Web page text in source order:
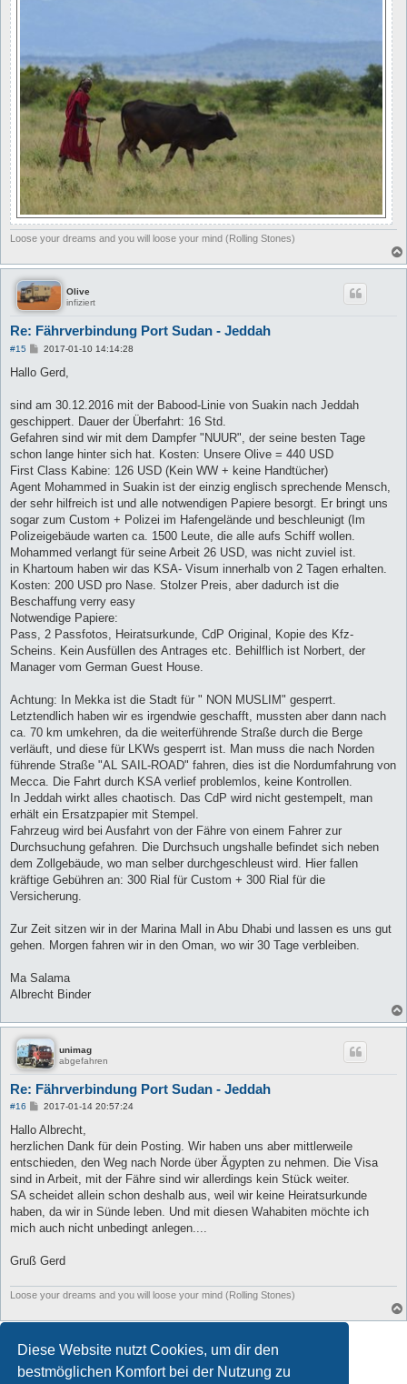
Diese Website nutzt Cookies, um dir den
bestmöglichen Komfort bei der Nutzung zu
Loose your dreams and you will loose your mind (Rolling Stones)
Olive
infiziert
Re: Fährverbindung Port Sudan - Jeddah
#15
B
i
a
2017-01-10 14:14:28
Hallo Gerd,
sind am 30.12.2016 mit der Babood-Linie von Suakin nach Jeddah
geschippert. Dauer der Überfahrt: 16 Std.
Gefahren sind wir mit dem Dampfer "NUUR", der seine besten Tage
schon lange hinter sich hat. Kosten: Unsere Olive = 440 USD
First Class Kabine: 126 USD (Kein WW + keine Handtücher)
Agent Mohammed in Suakin ist der einzig englisch sprechende Mensch,
der sehr hilfreich ist und alle notwendigen Papiere besorgt. Er bringt uns
sogar zum Custom + Polizei im Hafengelände und beschleunigt (Im
Polizeigebäude warten ca. 1500 Leute, die alle aufs Schiff wollen.
Mohammed verlangt für seine Arbeit 26 USD, was nicht zuviel ist.
in Khartoum haben wir das KSA- Visum innerhalb von 2 Tagen erhalten.
Kosten: 200 USD pro Nase. Stolzer Preis, aber dadurch ist die
Beschaffung verry easy
Notwendige Papiere:
Pass, 2 Passfotos, Heiratsurkunde, CdP Original, Kopie des Kfz-
Scheins. Kein Ausfüllen des Antrages etc. Behilflich ist Norbert, der
Manager vom German Guest House.
Achtung: In Mekka ist die Stadt für " NON MUSLIM" gesperrt.
Letztendlich haben wir es irgendwie geschafft, mussten aber dann nach
ca. 70 km umkehren, da die weiterführende Straße durch die Berge
verläuft, und diese für LKWs gesperrt ist. Man muss die nach Norden
führende Straße "AL SAIL-ROAD" fahren, dies ist die Nordumfahrung von
Mecca. Die Fahrt durch KSA verlief problemlos, keine Kontrollen.
In Jeddah wirkt alles chaotisch. Das CdP wird nicht gestempelt, man
erhält ein Ersatzpapier mit Stempel.
Fahrzeug wird bei Ausfahrt von der Fähre von einem Fahrer zur
Durchsuchung gefahren. Die Durchsuch ungshalle befindet sich neben
dem Zollgebäude, wo man selber durchgeschleust wird. Hier fallen
kräftige Gebühren an: 300 Rial für Custom + 300 Rial für die
Versicherung.
Zur Zeit sitzen wir in der Marina Mall in Abu Dhabi und lassen es uns gut
gehen. Morgen fahren wir in den Oman, wo wir 30 Tage verbleiben.
Ma Salama
Albrecht Binder
unimag
abgefahren
Re: Fährverbindung Port Sudan - Jeddah
#16
B
i
r
a
2017-01-14 20:57:24
Hallo Albrecht,
herzlichen Dank für dein Posting. Wir haben uns aber mittlerweile
entschieden, den Weg nach Norde über Ägypten zu nehmen. Die Visa
sind in Arbeit, mit der Fähre sind wir allerdings kein Stück weiter.
SA scheidet allein schon deshalb aus, weil wir keine Heiratsurkunde
haben, da wir in Sünde leben. Und mit diesen Wahabiten möchte ich
mich auch nicht unbedingt anlegen....
Gruß Gerd
Loose your dreams and you will loose your mind (Rolling Stones)
16 Beiträge • Seite1 von1